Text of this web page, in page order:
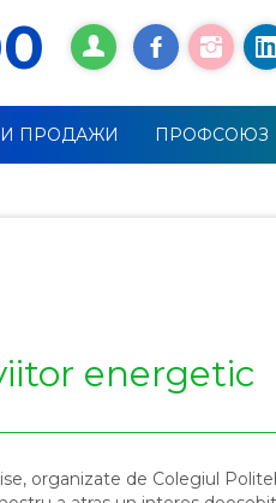
ПРОДАЖИ ПРОФСОЮЗ
energetic
organizate de Colegiul